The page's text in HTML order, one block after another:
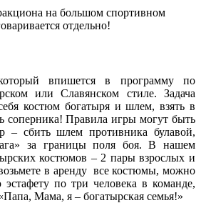
на большом спортивном
отдельно!
впишется в программу по
или Славянском стиле. Задача
костюм богатыря и шлем, взять в
соперника! Правила игры могут быть
– сбить шлем противника булавой,
за границы поля боя. В нашем
костюмов – 2 пары взрослых и
в аренду все костюмы, можно
эстафету по три человека в команде,
Мама, я – богатырская семья!»